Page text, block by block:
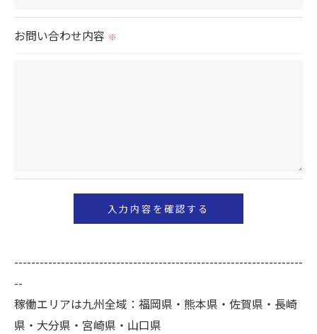
当社では、お客様の個人情報の開示･訂正･削除・利
個人情報の開示･訂正･削除・利用停止の具体的手続
きにつきましては、お電話でお問合せ下さい。
お問い合わせ内容 ※
--------------------------------------------------------------------
--
稼働エリアは九州全域：福岡県・熊本県・佐賀県・長崎
県・大分県・宮崎県・山口県